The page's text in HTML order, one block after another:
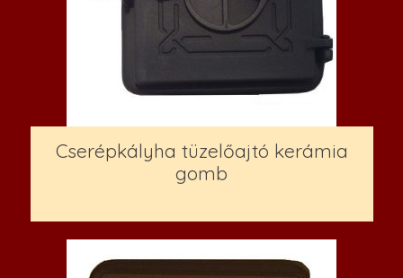
Cserépkályha tüzelőajtó kerámia
gomb